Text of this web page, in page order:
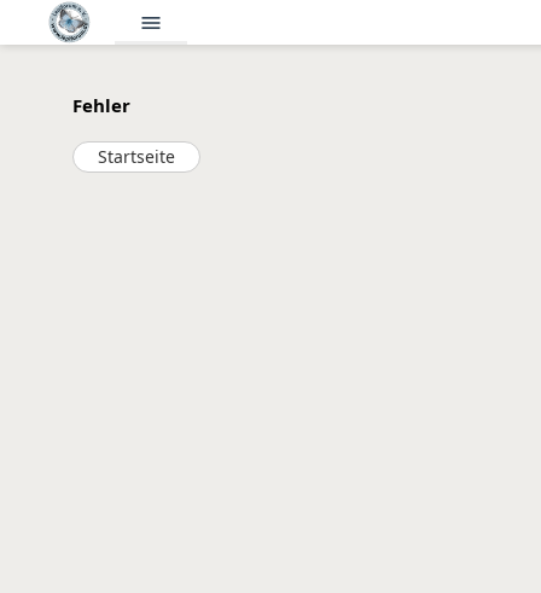
menu
Fehler
Startseite